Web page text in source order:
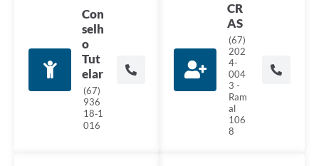
Con
selh
o
Tut
elar
‪(67)
936
18‑1
016‬
CR
AS
(67)
202
4-
004
3 -
Ram
al
106
8